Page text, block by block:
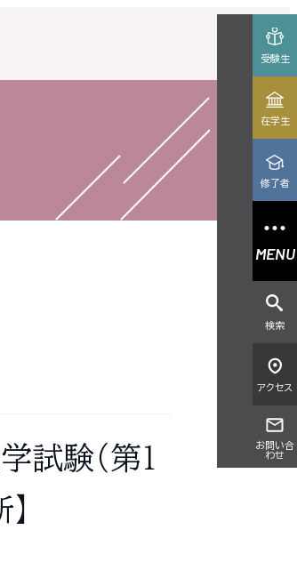
受験生
在学生
修了者
MENU
検索
アクセス
お問い合
わせ
験（第１